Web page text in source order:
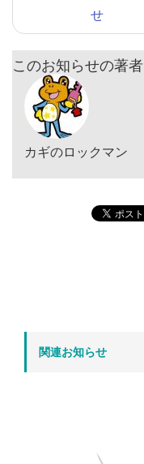
せ
このお知らせの著者
カギのロックマン
関連お知らせ